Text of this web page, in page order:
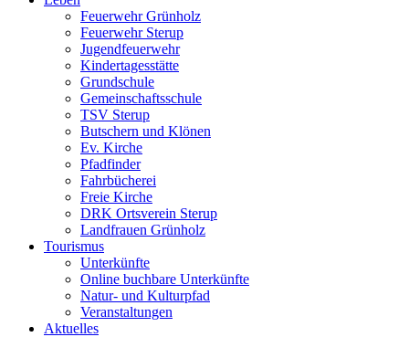
Feuerwehr Grünholz
Feuerwehr Sterup
Jugendfeuerwehr
Kindertagesstätte
Grundschule
Gemeinschaftsschule
TSV Sterup
Butschern und Klönen
Ev. Kirche
Pfadfinder
Fahrbücherei
Freie Kirche
DRK Ortsverein Sterup
Landfrauen Grünholz
Tourismus
Unterkünfte
Online buchbare Unterkünfte
Natur- und Kulturpfad
Veranstaltungen
Aktuelles